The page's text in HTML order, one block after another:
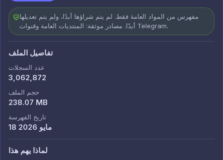
مفهرس من المواد العامة فقط. لم يتم شراؤها أبدًا، ولم يتم تعديلها
أبدًا. مصادر موثقة: المنتديات العامة وقنوات Telegram.
تفاصيل الملف
عدد السجلات
3,062,872
حجم الملف
238.07 MB
تاريخ الفهرسة
18 مايو 2026
لماذا يهم هذا